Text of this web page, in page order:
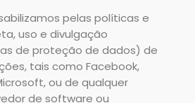
pelas políticas e
uso e divulgação
de proteção de dados) de
tais como Facebook,
ou de qualquer
de software ou